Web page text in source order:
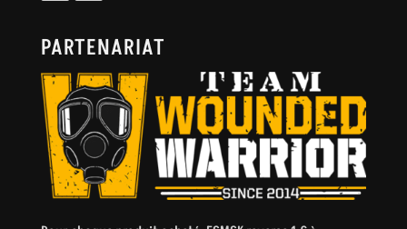
PARTENARIAT